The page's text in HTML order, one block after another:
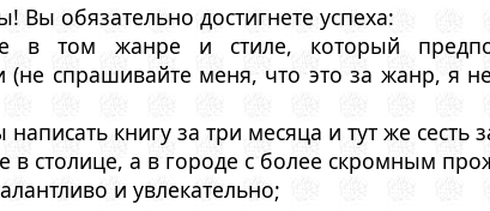
Вы обязательно достигнете успеха:
в том жанре и стиле, который
(не спрашивайте меня, что это за жанр,
написать книгу за три месяца и тут же сесть
в столице, а в городе с более скромным
и увлекательно;